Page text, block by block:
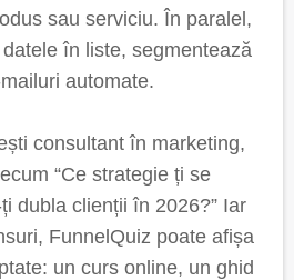
sau serviciu. În paralel,
în liste, segmentează
automate.
consultant în marketing,
“Ce strategie ți se
dubla clienții în 2026?” Iar
FunnelQuiz poate afișa
un curs online, un ghid